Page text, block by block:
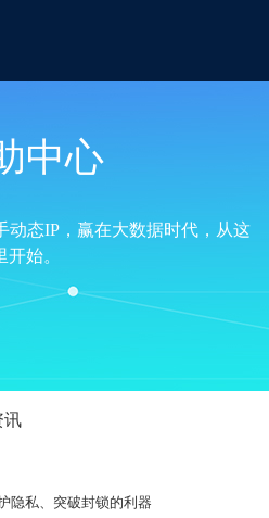
中心
动态IP，赢在大数据时代，从这
开始。
讯
隐私、突破封锁的利器